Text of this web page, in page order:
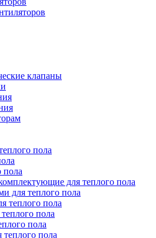
клапаны
пола
пола
для теплого пола
для теплого пола
теплого пола
пола
пола
пола